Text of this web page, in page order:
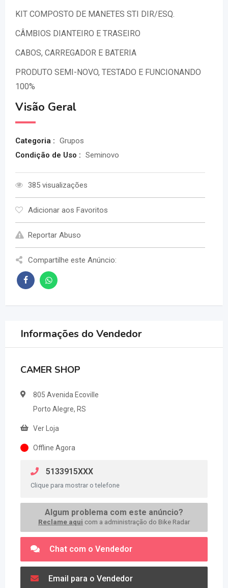
KIT COMPOSTO DE MANETES STI DIR/ESQ.
CÂMBIOS DIANTEIRO E TRASEIRO
CABOS, CARREGADOR E BATERIA
PRODUTO SEMI-NOVO, TESTADO E FUNCIONANDO
100%
Visão Geral
Categoria : Grupos
Condição de Uso : Seminovo
385 visualizações
Adicionar aos Favoritos
Reportar Abuso
Compartilhe este Anúncio:
Informações do Vendedor
CAMER SHOP
805 Avenida Ecoville
Porto Alegre, RS
Ver Loja
Offline Agora
5133915XXX
Clique para mostrar o telefone
Algum problema com este anúncio?
Reclame aqui com a administração do Bike Radar
Chat com o Vendedor
Email para o Vendedor